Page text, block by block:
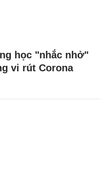
học "nhắc nhở"
vi rút Corona